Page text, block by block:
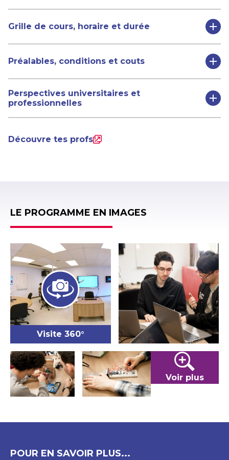
Grille de cours, horaire et durée
Préalables, conditions et couts
Perspectives universitaires et
professionnelles
Découvre tes profs
LE PROGRAMME EN IMAGES
Visite 360°
Voir plus
POUR EN SAVOIR PLUS...